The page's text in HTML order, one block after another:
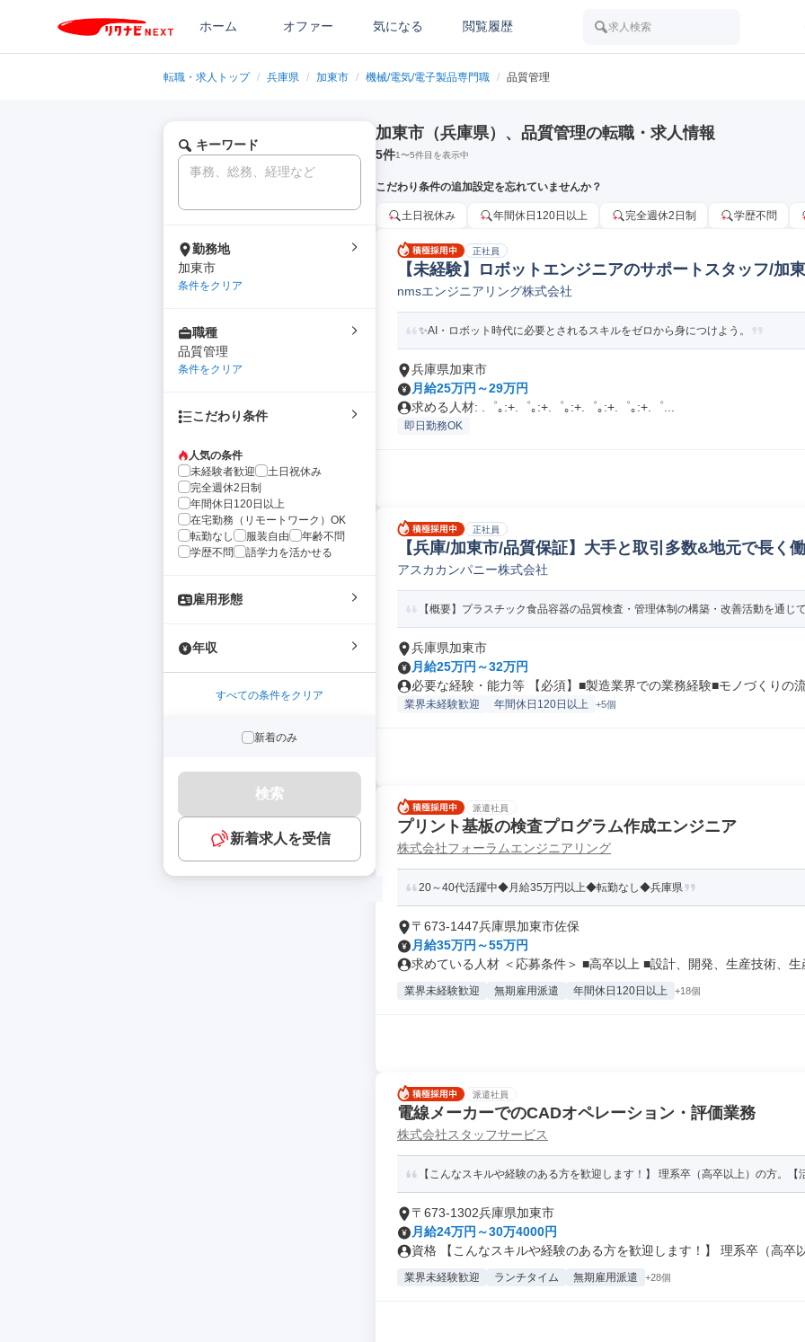
ホーム オファー 気になる 閲覧履歴 求人検索
転職・求人トップ / 兵庫県 / 加東市 / 機械/電気/電子製品専門職 / 品質管理
キーワード
勤務地
加東市
条件をクリア
職種
品質管理
条件をクリア
こだわり条件
人気の条件
未経験者歓迎
土日祝休み
完全週休2日制
年間休日120日以上
在宅勤務（リモートワーク）OK
転勤なし
服装自由
年齢不問
学歴不問
語学力を活かせる
雇用形態
年収
すべての条件をクリア
新着のみ
検索
新着求人を受信
加東市（兵庫県）、品質管理の転職・求人情報
5件1〜5件目を表示中
こだわり条件の追加設定を忘れていませんか？
土日祝休み 年間休日120日以上 完全週休2日制 学歴不問
正社員
【未経験】ロボットエンジニアのサポートスタッフ/加
nmsエンジニアリング株式会社
✨AI・ロボット時代に必要とされるスキルをゼロから身につけよう。
兵庫県加東市
月給25万円～29万円
求める人材: .゜｡:+.゜｡:+.゜｡:+.゜｡:+.゜｡:+.゜...
即日勤務OK
正社員
【兵庫/加東市/品質保証】大手と取引多数&地元で長く
品質保証(機械/電気/電子製品専門職)
アスカカンパニー株式会社
【概要】プラスチック食品容器の品質検査・管理体制の構築・改善活動を通じ
兵庫県加東市
月給25万円～32万円
必要な経験・能力等 【必須】■製造業界での業務経験■モノづくりの
業界未経験歓迎 年間休日120日以上 +5個
派遣社員
プリント基板の検査プログラム作成エンジニア
株式会社フォーラムエンジニアリング
20～40代活躍中◆月給35万円以上◆転勤なし◆兵庫県
〒673-1447兵庫県加東市佐保
月給35万円～55万円
求めている人材 ＜応募条件＞ ■高卒以上 ■設計、開発、生産技術、生
業界未経験歓迎 無期雇用派遣 年間休日120日以上 +18個
派遣社員
電線メーカーでのCADオペレーション・評価業務
株式会社スタッフサービス
【こんなスキルや経験のある方を歓迎します！】 理系卒（高卒以上）の方。
〒673-1302兵庫県加東市
月給24万円～30万4000円
資格 【こんなスキルや経験のある方を歓迎します！】 理系卒（高卒
業界未経験歓迎 ランチタイム 無期雇用派遣 +28個